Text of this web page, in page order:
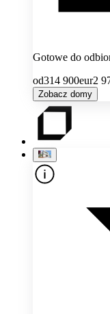
Gotowe do
od314 900eur2
Zobacz domy